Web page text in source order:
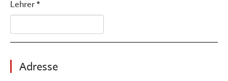
Lehrer *
Adresse